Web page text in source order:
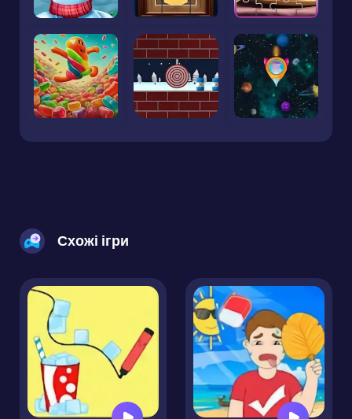
Схожі ігри